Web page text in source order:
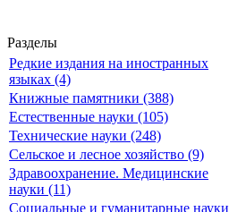
Разделы
Редкие издания на иностранных
языках (4)
Книжные памятники (388)
Естественные науки (105)
Технические науки (248)
Сельское и лесное хозяйство (9)
Здравоохранение. Медицинские
науки (11)
Социальные и гуманитарные науки